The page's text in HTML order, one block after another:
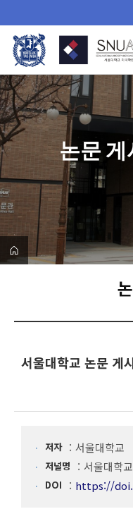
로
메
뉴
논문
서울대학교 논문 게
저자 서울대학교
저널명 서울대학교
DOI https://